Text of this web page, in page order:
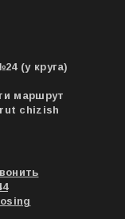
(у круга)
маршрут
chizish